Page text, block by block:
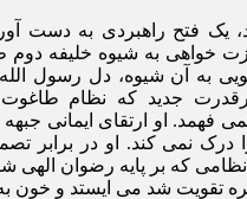
یک فتح راهبردی به دست
خواهی به شیوه خلیفه دوم
به آن شیوه، دل رسول
جدید که نظام
او ارتقای ایمانی جبهه
نمی کند. او در برابر
نظامی که بر پایه رضوان الهی
تقویت شد می ایستد و خون